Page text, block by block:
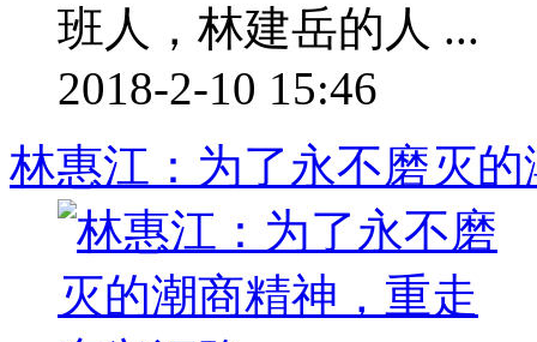
班人，林建岳的人 ...
2018-2-10 15:46
林惠江：为了永不磨灭